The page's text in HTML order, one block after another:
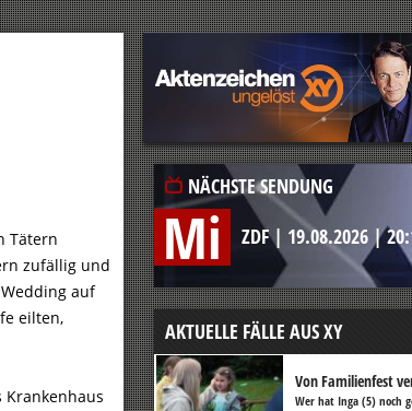
Tätern
zufällig und
auf
eilten,
NÄCHSTE SENDUNG
Mi ZDF| 19.08.2026 |
AKTUELLE FÄLLE AUS XY
Von Familienfest
Wer hat Inga (5) noch